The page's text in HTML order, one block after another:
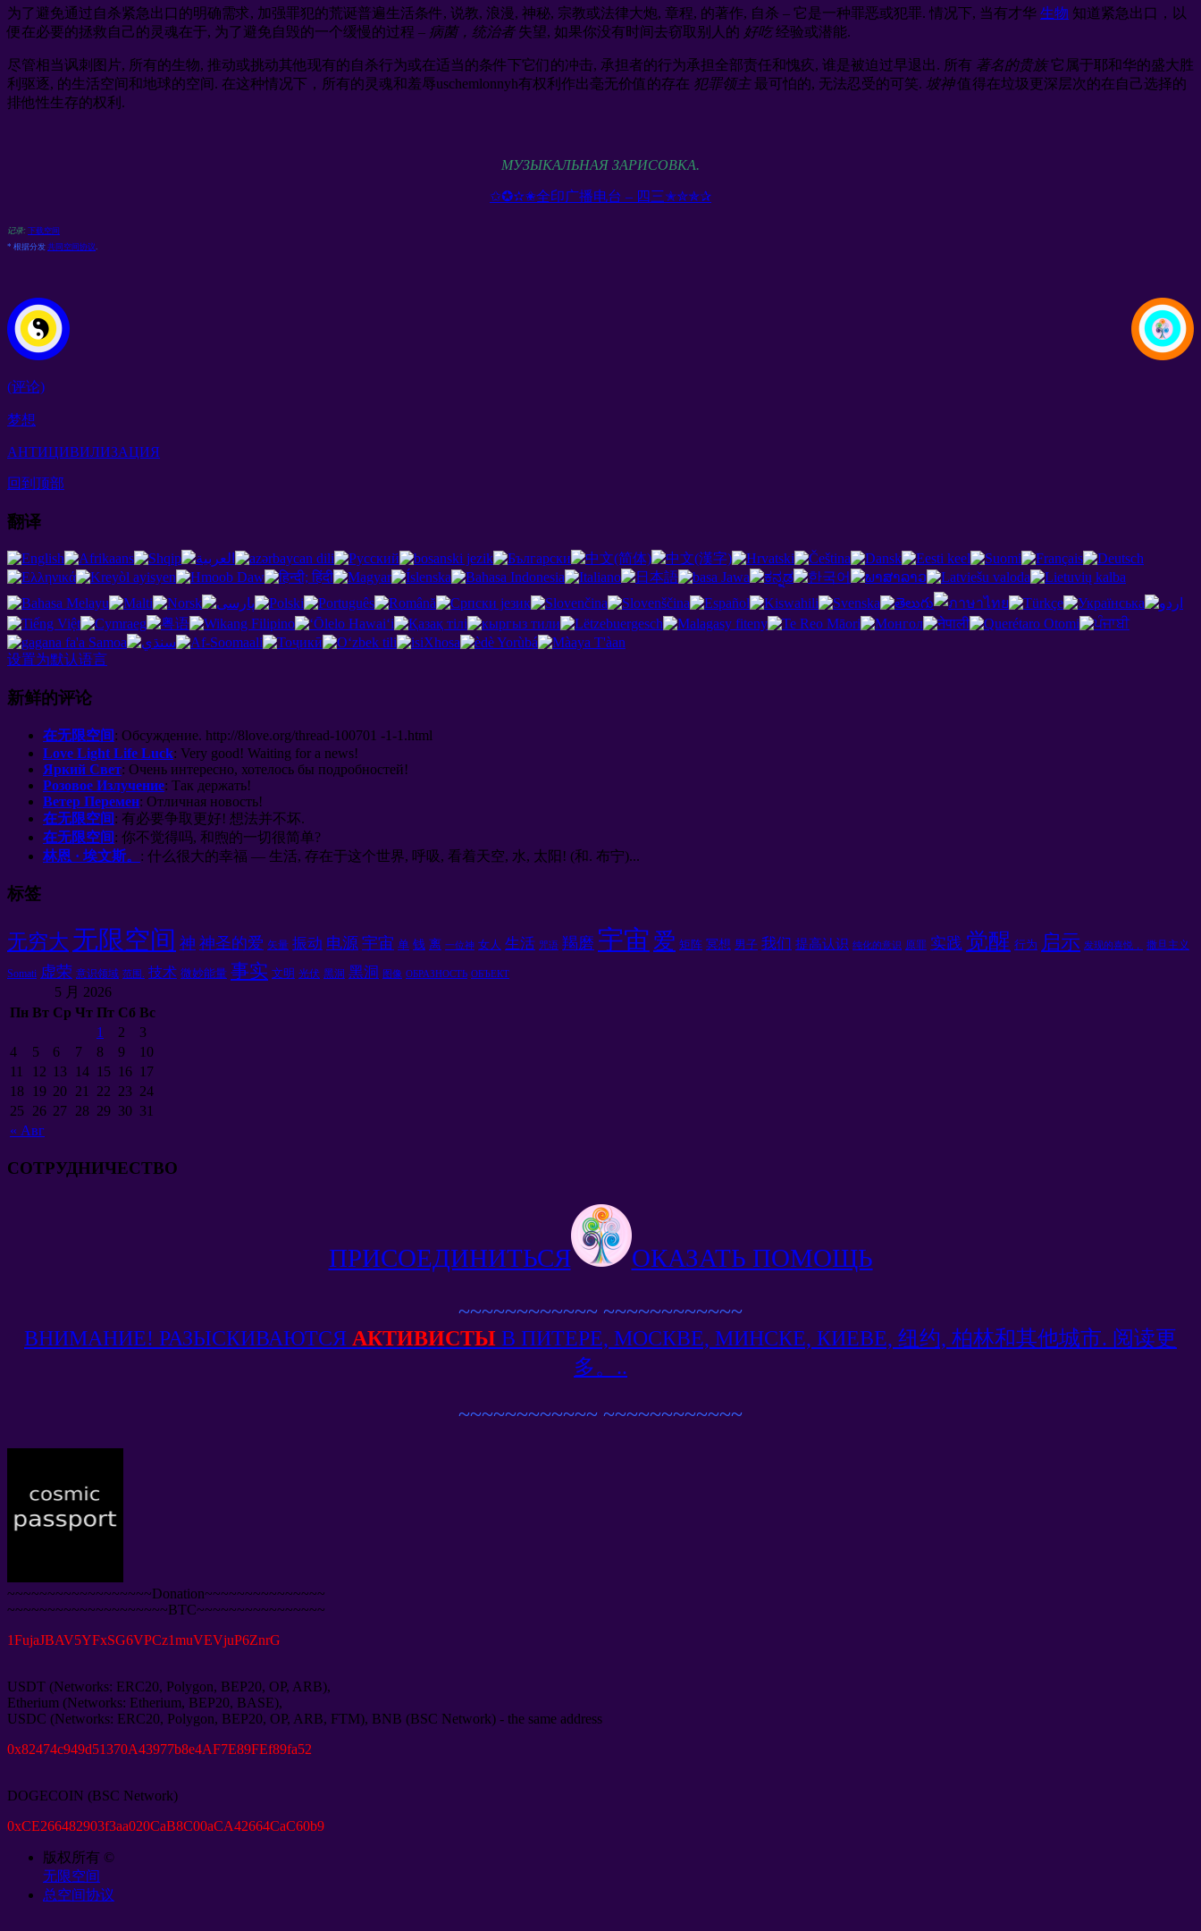
为了避免通过自杀紧急出口的明确需求, 加强罪犯的荒诞普遍生活条件, 说教, 浪漫, 神秘, 宗教或法律大炮, 章程, 的著作, 自杀 – 它是一种罪恶或犯罪. 情况下, 当有才华 生物 知道紧急出口，以
便在必要的拯救自己的灵魂在于, 为了避免自毁的一个缓慢的过程 – 病菌，统治者 失望, 如果你没有时间去窃取别人的 好吃经验或潜能.
尽管相当讽刺图片, 所有的生物, 推动或挑动其他现有的自杀行为或在适当的条件下它们的冲击, 承担者的行为承担全部责任和愧疚, 谁是被迫过早退出. 所有 著名的贵族它属于耶和华的盛大胜
利驱逐, 的生活空间和地球的空间. 在这种情况下，所有的灵魂和羞辱uschemlonnyh有权利作出毫无价值的存在 犯罪领主最可怕的, 无法忍受的可笑. 坡神值得在垃圾更深层次的在自己选择的
排他性生存的权利.
МУЗЫКАЛЬНАЯ ЗАРИСОВКА.
✩✪✫✬全印广播电台 – 四三✭✮✯✰
记录: 下载空间
* 根据分发 共同空间协议
(评论)
梦想
АНТИЦИВИЛИЗАЦИЯ
回到顶部
翻译
设置为默认语言
新鲜的评论
在无限空间: Обсуждение. http://8love.org/thread-100701 -1-1.html
Love Light Life Luck: Very good! Waiting for a news!
Яркий Свет: Очень интересно, хотелось бы подробностей!
Розовое Излучение: Так держать!
Ветер Перемен: Отличная новость!
在无限空间: 有必要争取更好! 想法并不坏.
在无限空间: 你不觉得吗, 和煦的一切很简单?
林恩 · 埃文斯。 : 什么很大的幸福 — 生活, 存在于这个世界, 呼吸, 看着天空, 水, 太阳! (和. 布宁)...
标签
无穷大 无限空间 神 神圣的爱 矢量 振动 电源 宇宙 单 钱 离 一位神 女人 生活 咒语 羯磨 宇宙 爱 矩阵 冥想 男子 我们 提高认识 纯化的意识 原罪 实践 觉醒 行为 启示 发现的喜悦， 撒旦主义
Somati 虚荣 意识领域 范围. 技术 微妙能量 事实 文明 光伏 黑洞 黑洞 图像 ОБРАЗНОСТЬ ОБЪЕКТ
5 月 2026
Пн Вт Ср Чт Пт Сб Вс
« Авг
1 2
3
4
5 6 7 8 9
10
11
12 13 14 15 16 17
18
19 20 21 22 23 24
25 26 27 28 29 30 31
СОТРУДНИЧЕСТВО
ПРИСОЕДИНИТЬСЯ ОКАЗАТЬ ПОМОЩЬ
~~~~~~~~~~~~ ~~~~~~~~~~~~
ВНИМАНИЕ! РАЗЫСКИВАЮТСЯ АКТИВИСТЫ В ПИТЕРЕ, МОСКВЕ, МИНСКЕ, КИЕВЕ, 纽约, 柏林和其他城市. 阅读更
多。..
~~~~~~~~~~~~ ~~~~~~~~~~~~
~~~~~~~~~~~~~~~~~~Donation~~~~~~~~~~~~~~~
~~~~~~~~~~~~~~~~~~~~BTC~~~~~~~~~~~~~~~~
1FujaJBAV5YFxSG6VPCz1muVEVjuP6ZnrG
USDT (Networks: ERC20, Polygon, BEP20, OP, ARB),
Etherium (Networks: Etherium, BEP20, BASE),
USDC (Networks: ERC20, Polygon, BEP20, OP, ARB, FTM), BNB (BSC Network) - the same address
0x82474c949d51370A43977b8e4AF7E89FEf89fa52
DOGECOIN (BSC Network)
0xCE266482903f3aa020CaB8C00aCA42664CaC60b9
版权所有 ©
无限空间
总空间协议